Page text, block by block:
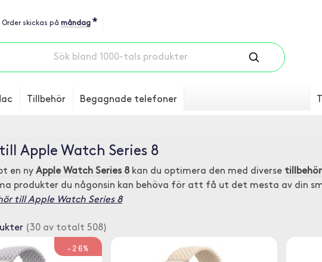
skickas på måndag *
Tillbehör Begagnade telefoner
Apple Watch Series 8
en ny Apple Watch Series 8 kan du optimera den med diverse tillbehör
produkter du någonsin kan behöva för att få ut det mesta av din
till Apple Watch Series 8
(30 av totalt 508)
-26%